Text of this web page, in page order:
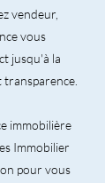
vendeur,
vous
jusqu'à la
transparence.
immobilière
Immobilier
pour vous